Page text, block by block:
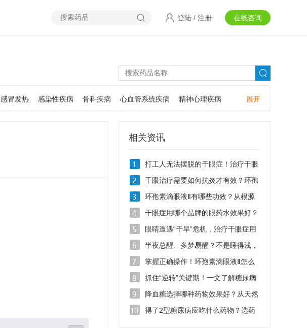
在线咨询
登陆 / 注册
展开
感冒发热 感染性疾病 骨科疾病 心血管系统疾病 精神心理疾病
相关资讯
打工人无法摆脱的干眼症！治疗干眼
症用什么眼药水？
干眼治疗需要如何抗炎才有效？环孢
素滴眼液Ⅱ抗炎效果怎么样？
环孢素滴眼液Ⅱ有哪些功效？从根源
破解干眼难题
干眼症用哪个品牌的眼药水效果好？
滴眼液千万别乱用！
眼睛遭遇“干旱”危机，治疗干眼症用
哪种眼药水效果好？
半夜总醒、多梦易醒？不是睡得浅，
是脏腑失衡
掌握正确操作！环孢素滴眼液Ⅱ怎么
用效果好
抓住“逆转”关键期！一文了解糖尿病
吃什么药能逆转？
降血糖选择哪种药物效果好？从天然
药物看糖尿病治疗新思路
得了2型糖尿病应吃什么药物？选药